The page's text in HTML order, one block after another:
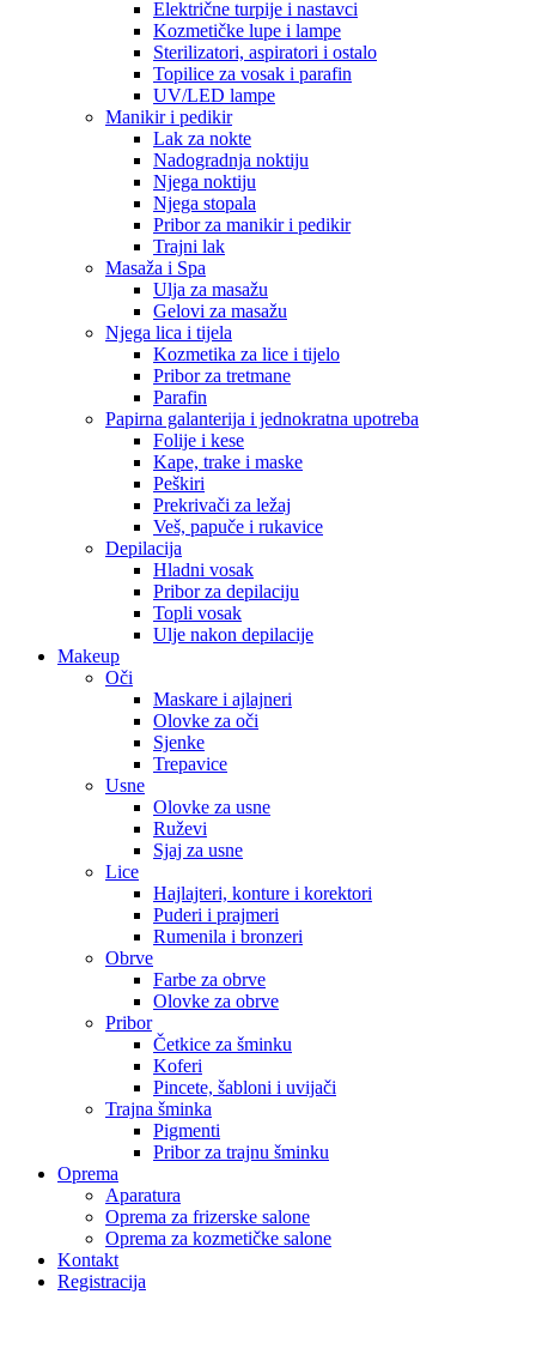
Električne turpije i nastavci
Kozmetičke lupe i lampe
Sterilizatori, aspiratori i ostalo
Topilice za vosak i parafin
UV/LED lampe
Manikir i pedikir
Lak za nokte
Nadogradnja noktiju
Njega noktiju
Njega stopala
Pribor za manikir i pedikir
Trajni lak
Masaža i Spa
Ulja za masažu
Gelovi za masažu
Njega lica i tijela
Kozmetika za lice i tijelo
Pribor za tretmane
Parafin
Papirna galanterija i jednokratna upotreba
Folije i kese
Kape, trake i maske
Peškiri
Prekrivači za ležaj
Veš, papuče i rukavice
Depilacija
Hladni vosak
Pribor za depilaciju
Topli vosak
Ulje nakon depilacije
Makeup
Oči
Maskare i ajlajneri
Olovke za oči
Sjenke
Trepavice
Usne
Olovke za usne
Ruževi
Sjaj za usne
Lice
Hajlajteri, konture i korektori
Puderi i prajmeri
Rumenila i bronzeri
Obrve
Farbe za obrve
Olovke za obrve
Pribor
Četkice za šminku
Koferi
Pincete, šabloni i uvijači
Trajna šminka
Pigmenti
Pribor za trajnu šminku
Oprema
Aparatura
Oprema za frizerske salone
Oprema za kozmetičke salone
Kontakt
Registracija